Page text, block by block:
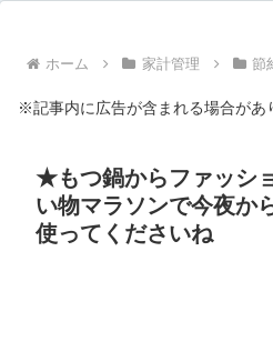
ホーム 家計管理 節
※記事内に広告が含まれる場合があ
★もつ鍋からファッシ
い物マラソンで今夜か
使ってくださいね